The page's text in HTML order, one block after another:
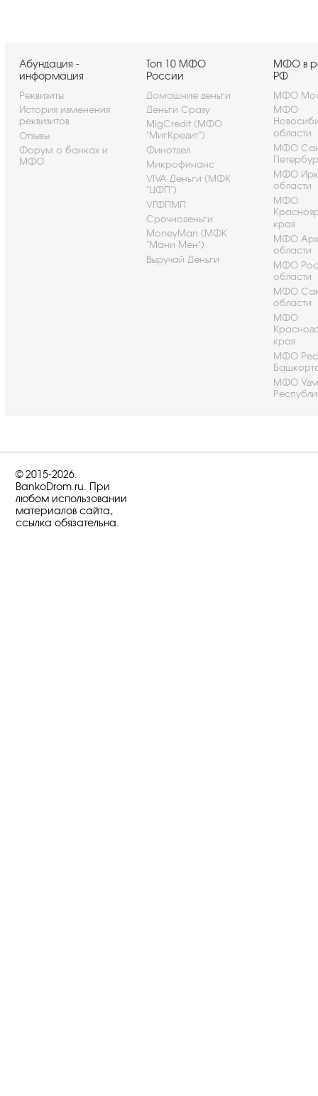
Абундация -
информация
Реквизиты
История изменения
реквизитов
Отзывы
Форум о банках и
МФО
Топ 10 МФО
России
Домашние деньги
Деньги Сразу
MigCredit (МФО
"МигКредит")
Финотдел
Микрофинанс
VIVA Деньги (МФК
"ЦФП")
УГФПМП
Срочноденьги
MoneyMan (МФК
"Мани Мен")
Выручай Деньги
МФО в
РФ
МФО
МФО
области
МФО
МФО
области
МФО
края
МФО
области
МФО
области
МФО
области
МФО
края
МФО
МФО
© 2015-2026.
BankoDrom.ru. При
любом использовании
материалов сайта,
ссылка обязательна.